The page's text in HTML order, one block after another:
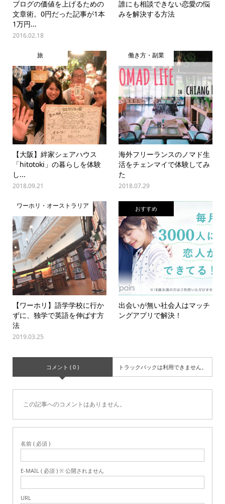
ブログの価値を上げるための
文章術。0円だった記事が1本
1万円...
2016.02.18
誰にも相談できない恋愛の悩
みを解決する方法
旅
【大阪】絆家シェアハウス
「hitotoki」の暮らしを体験
し...
2018.09.21
働き方・副業
海外フリーランスのノマド生
活をチェンマイで体験してみ
た
2018.07.29
ワーホリ・オーストラリア
【ワーホリ】語学学校に行か
ずに、独学で英語を伸ばす方
法
2019.03.25
おすすめ
出会いが無い社会人はマッチ
ングアプリで解決！
コメント ( 0 ) トラックバックは利用できません。
この記事へのコメントはありません。
名前 ( 必須 )
E-MAIL ( 必須 ) ※ 公開されません
URL